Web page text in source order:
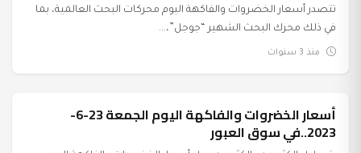
تتصدر أسعار الخضروات والفاكهة اليوم محركات البحث العالمية، بما
في ذلك محرك البحث الشهير “جوجل”،...
منذ 3 سنوات
عرب وعالم أسعار الخضروات والفاكهة اليوم الجمعة 23-6-
2023..في سوق العبور